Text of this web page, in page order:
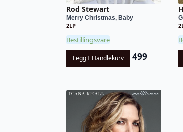
Rod Stewart
Merry Christmas, Baby
2LP
Bestillingsvare
Legg I Handlekurv 499